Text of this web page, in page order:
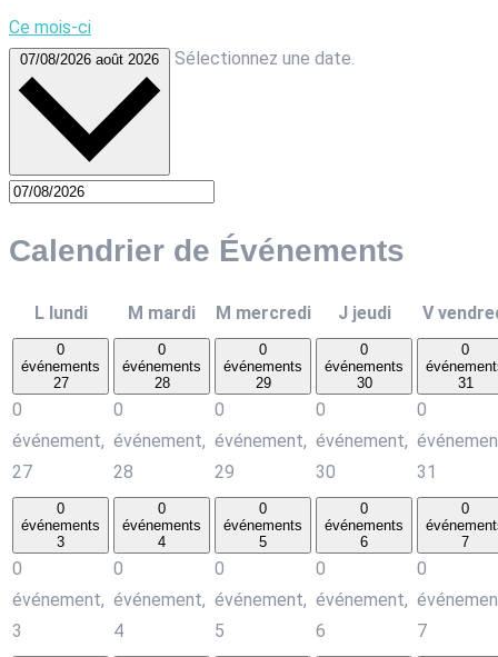
Ce mois-ci
07/08/2026 août 2026 Sélectionnez une date.
Calendrier de Événements
L lundi M mardi M mercredi J jeudi V
0
événements
27
0
événement,
27
0
événements
28
0
événement,
28
0
événements
29
0
événement,
29
0
événements
30
0
événement,
30
0
31
0
31
0
événements
3
0
événement,
3
0
événements
4
0
événement,
4
0
événements
5
0
événement,
5
0
événements
6
0
événement,
6
0
7
0
7